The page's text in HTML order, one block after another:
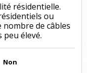
résidentielle.
ou
de câbles
élevé.
Non